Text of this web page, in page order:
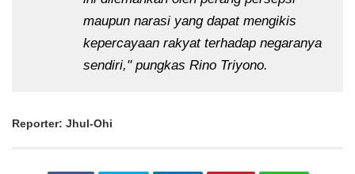
maupun narasi yang dapat mengikis
kepercayaan rakyat terhadap negaranya
sendiri," pungkas Rino Triyono.
Reporter: Jhul-Ohi